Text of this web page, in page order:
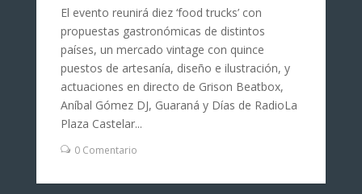
El evento reunirá diez ‘food trucks’ con
propuestas gastronómicas de distintos
países, un mercado vintage con quince
puestos de artesanía, diseño e ilustración, y
actuaciones en directo de Grison Beatbox,
Aníbal Gómez DJ, Guaraná y Días de RadioLa
Plaza Castelar...
0 Comentario